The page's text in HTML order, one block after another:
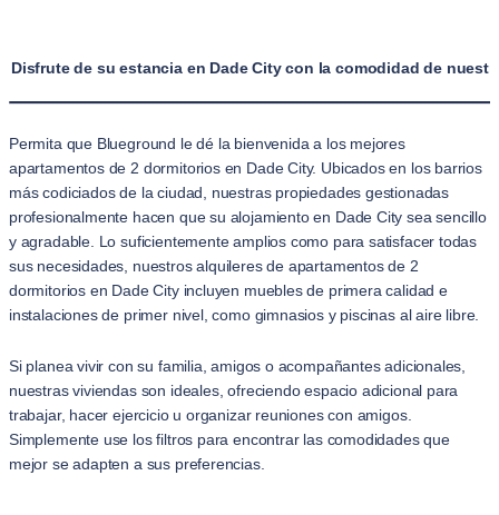
Disfrute de su estancia en Dade City con la comodidad de
Permita que Blueground le dé la bienvenida a los mejores
apartamentos de 2 dormitorios en Dade City. Ubicados en los barrios
más codiciados de la ciudad, nuestras propiedades gestionadas
profesionalmente hacen que su alojamiento en Dade City sea sencillo
y agradable. Lo suficientemente amplios como para satisfacer todas
sus necesidades, nuestros alquileres de apartamentos de 2
dormitorios en Dade City incluyen muebles de primera calidad e
instalaciones de primer nivel, como gimnasios y piscinas al aire libre.
Si planea vivir con su familia, amigos o acompañantes adicionales,
nuestras viviendas son ideales, ofreciendo espacio adicional para
trabajar, hacer ejercicio u organizar reuniones con amigos.
Simplemente use los filtros para encontrar las comodidades que
mejor se adapten a sus preferencias.